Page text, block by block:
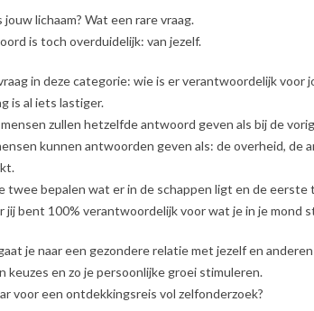
jouw lichaam? Wat een rare vraag.
is toch overduidelijk: van jezelf.
in deze categorie: wie is er verantwoordelijk voor
is al iets lastiger.
zullen hetzelfde antwoord geven als bij de
kunnen antwoorden geven als: de overheid, de
twee bepalen wat er in de schappen ligt en de eerste
jij bent 100% verantwoordelijk voor wat je in je mond
je naar een gezondere relatie met jezelf en
keuzes en zo je persoonlijke groei stimuleren.
voor een ontdekkingsreis vol zelfonderzoek?